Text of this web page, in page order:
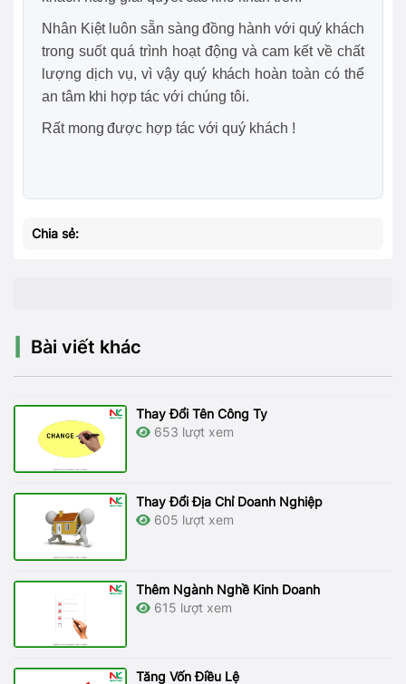
Nhân Kiệt luôn sẵn sàng đồng hành với quý khách
trong suốt quá trình hoạt động và cam kết về chất
lượng dịch vụ, vì vậy quý khách hoàn toàn có thể
an tâm khi hợp tác với chúng tôi.
Rất mong được hợp tác với quý khách !
Chia sẻ:
Bài viết khác
Thay Đổi Tên Công Ty
653 lượt xem
Thay Đổi Địa Chỉ Doanh Nghiệp
605 lượt xem
Thêm Ngành Nghề Kinh Doanh
615 lượt xem
Tăng Vốn Điều Lệ